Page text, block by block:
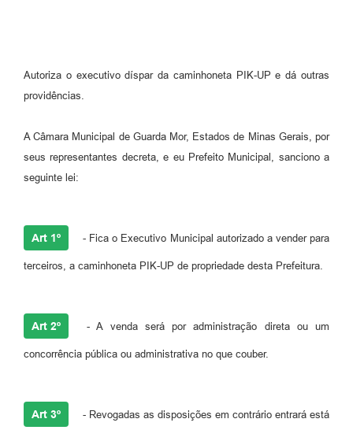
Autoriza o executivo díspar da caminhoneta PIK-UP e dá outras
providências.
A Câmara Municipal de Guarda Mor, Estados de Minas Gerais, por
seus representantes decreta, e eu Prefeito Municipal, sanciono a
seguinte lei:
Art 1º - Fica o Executivo Municipal autorizado a vender para
terceiros, a caminhoneta PIK-UP de propriedade desta Prefeitura.
Art 2º - A venda será por administração direta ou um
concorrência pública ou administrativa no que couber.
Art 3º - Revogadas as disposições em contrário entrará está